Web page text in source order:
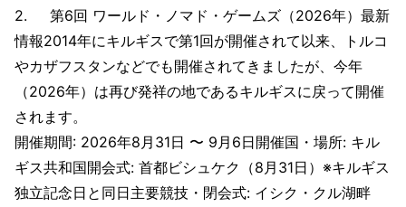
2. 第6回 ワールド・ノマド・ゲームズ（2026年）最新
情報2014年にキルギスで第1回が開催されて以来、トルコ
やカザフスタンなどでも開催されてきましたが、今年
（2026年）は再び発祥の地であるキルギスに戻って開催
されます。
開催期間: 2026年8月31日 〜 9月6日開催国・場所: キル
ギス共和国開会式: 首都ビシュケク（8月31日）※キルギス
独立記念日と同日主要競技・閉会式: イシク・クル湖畔